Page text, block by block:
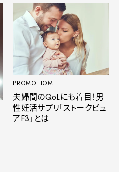
PROMOTIOM
夫婦間のQoLにも着目！男
性妊活サプリ「ストークピュ
アF3」とは